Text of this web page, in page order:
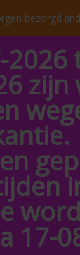
bezorgd
2026
zijn
17-